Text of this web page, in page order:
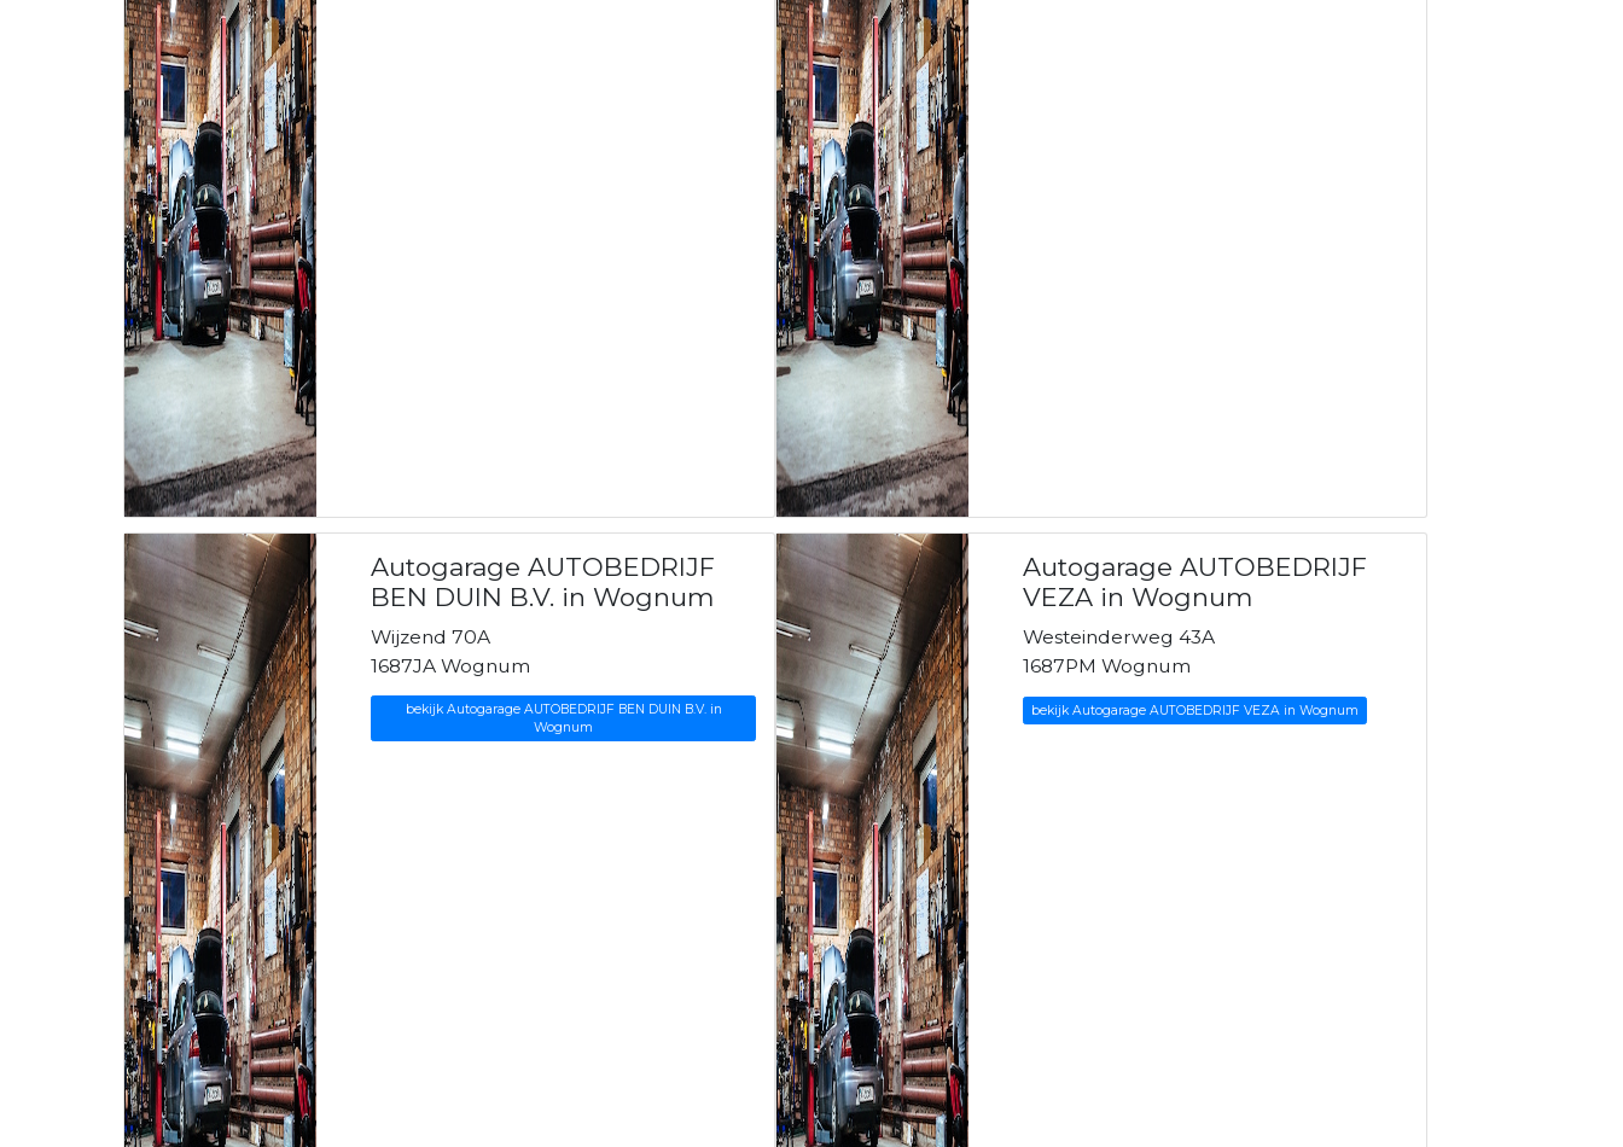
Autogarage AUTOBEDRIJF
BEN DUIN B.V. in Wognum
Wijzend 70A
1687JA Wognum
bekijk Autogarage AUTOBEDRIJF BEN DUIN B.V. in
Wognum
Autogarage AUTOBEDRIJF
VEZA in Wognum
Westeinderweg 43A
1687PM Wognum
bekijk Autogarage AUTOBEDRIJF VEZA in Wognum